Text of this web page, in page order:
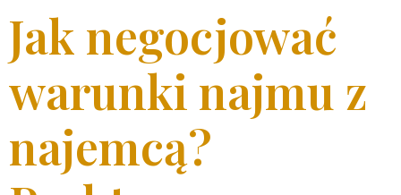
Jak negocjować
warunki najmu z
najemcą?